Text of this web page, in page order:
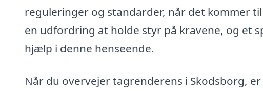
reguleringer og standarder, når det kommer
en udfordring at holde styr på kravene, og et
hjælp i denne henseende.
Når du overvejer tagrenderens i Skodsborg,